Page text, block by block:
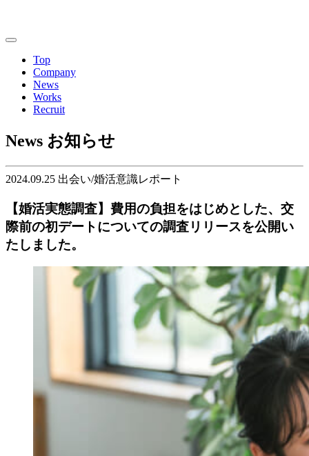
Top
Company
News
Works
Recruit
News お知らせ
2024.09.25 出会い/婚活意識レポート
【婚活実態調査】費用の負担をはじめとした、交
際前の初デートについての調査リリースを公開い
たしました。